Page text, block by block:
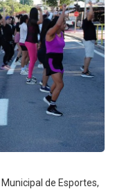
de Esportes,